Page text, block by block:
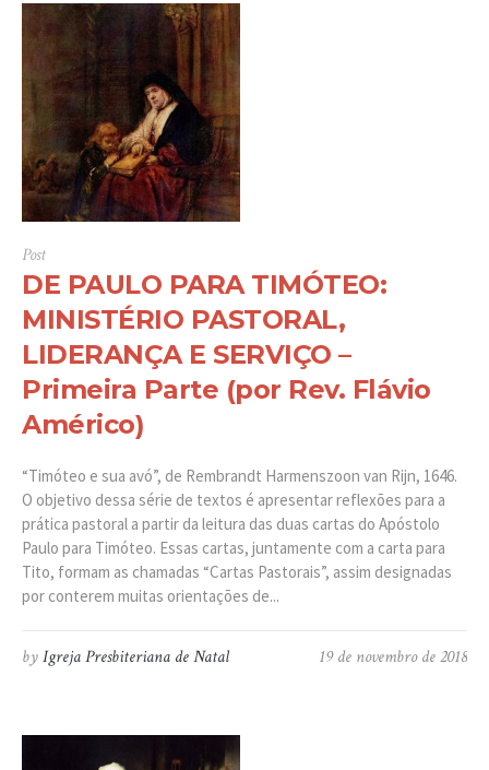
Post
DE PAULO PARA TIMÓTEO:
MINISTÉRIO PASTORAL,
LIDERANÇA E SERVIÇO –
Primeira Parte (por Rev. Flávio
Américo)
“Timóteo e sua avó”, de Rembrandt Harmenszoon van Rijn, 1646.
O objetivo dessa série de textos é apresentar reflexões para a
prática pastoral a partir da leitura das duas cartas do Apóstolo
Paulo para Timóteo. Essas cartas, juntamente com a carta para
Tito, formam as chamadas “Cartas Pastorais”, assim designadas
por conterem muitas orientações de...
19 de novembro de 2018
byIgreja Presbiteriana de Natal